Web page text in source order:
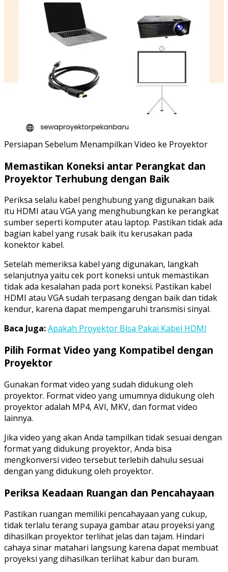
Persiapan Sebelum Menampilkan Video ke Proyektor
Memastikan Koneksi antar Perangkat dan
Proyektor Terhubung dengan Baik
Periksa selalu kabel penghubung yang digunakan baik
itu HDMI atau VGA yang menghubungkan ke perangkat
sumber seperti komputer atau laptop. Pastikan tidak ada
bagian kabel yang rusak baik itu kerusakan pada
konektor kabel.
Setelah memeriksa kabel yang digunakan, langkah
selanjutnya yaitu cek port koneksi untuk memastikan
tidak ada kesalahan pada port koneksi. Pastikan kabel
HDMI atau VGA sudah terpasang dengan baik dan tidak
kendur, karena dapat mempengaruhi transmisi sinyal.
Baca Juga:Apakah Proyektor Bisa Pakai Kabel HDMI
Pilih Format Video yang Kompatibel dengan
Proyektor
Gunakan format video yang sudah didukung oleh
proyektor. Format video yang umumnya didukung oleh
proyektor adalah MP4, AVI, MKV, dan format video
lainnya.
Jika video yang akan Anda tampilkan tidak sesuai dengan
format yang didukung proyektor, Anda bisa
mengkonversi video tersebut terlebih dahulu sesuai
dengan yang didukung oleh proyektor.
Periksa Keadaan Ruangan dan Pencahayaan
Pastikan ruangan memiliki pencahayaan yang cukup,
tidak terlalu terang supaya gambar atau proyeksi yang
dihasilkan proyektor terlihat jelas dan tajam. Hindari
cahaya sinar matahari langsung karena dapat membuat
proyeksi yang dihasilkan terlihat kabur dan buram.